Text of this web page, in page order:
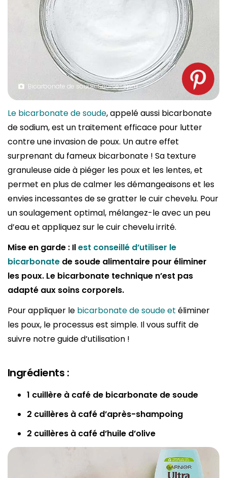
Bicarbonate de soude. Source : spm
Le bicarbonate de soude, appelé aussi bicarbonate
de sodium, est un traitement efficace pour lutter
contre une invasion de poux. Un autre effet
surprenant du fameux bicarbonate ! Sa texture
granuleuse aide à piéger les poux et les lentes, et
permet en plus de calmer les démangeaisons et les
envies incessantes de se gratter le cuir chevelu. Pour
un soulagement optimal, mélangez-le avec un peu
d’eau et appliquez sur le cuir chevelu irrité.
Mise en garde : Ilest conseillé d’utiliser le
bicarbonate de soude alimentaire pour éliminer
les poux. Le bicarbonate technique n’est pas
adapté aux soins corporels.
Pour appliquer le bicarbonate de soude et éliminer
les poux, le processus est simple. Il vous suffit de
suivre notre guide d’utilisation !
Ingrédients :
1 cuillère à café de bicarbonate de soude
2 cuillères à café d’après-shampoing
2 cuillères à café d’huile d’olive